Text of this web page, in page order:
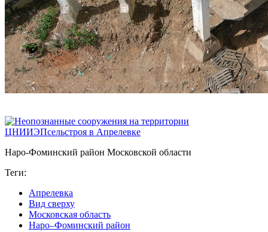
Наро-Фоминский район Московской области
Теги:
Апрелевка
Вид сверху
Московская область
Наро–Фоминский район